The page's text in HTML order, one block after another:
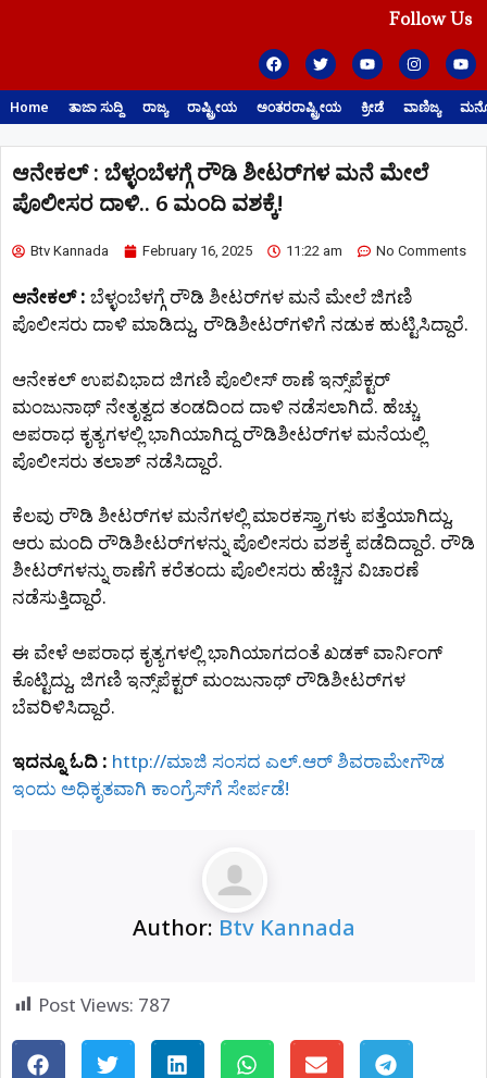
Follow Us
Home ತಾಜಾ ಸುದ್ದಿ ರಾಜ್ಯ ರಾಷ್ಟ್ರೀಯ ಅಂತರರಾಷ್ಟ್ರೀಯ ಕ್ರೀಡೆ ವಾಣಿಜ್ಯ
ಆನೇಕಲ್ : ಬೆಳ್ಳಂಬೆಳಗ್ಗೆ ರೌಡಿ ಶೀಟರ್​ಗಳ ಮನೆ ಮೇಲೆ
ಪೊಲೀಸರ ದಾಳಿ.. 6 ಮಂದಿ ವಶಕ್ಕೆ!
Btv Kannada February 16, 2025 11:22 am No Comments
ಆನೇಕಲ್ : ಬೆಳ್ಳಂಬೆಳಗ್ಗೆ ರೌಡಿ ಶೀಟರ್​ಗಳ ಮನೆ ಮೇಲೆ ಜಿಗಣಿ
ಪೊಲೀಸರು ದಾಳಿ ಮಾಡಿದ್ದು, ರೌಡಿಶೀಟರ್​ಗಳಿಗೆ ನಡುಕ ಹುಟ್ಟಿಸಿದ್ದಾರೆ.
ಆನೇಕಲ್ ಉಪವಿಭಾದ ಜಿಗಣಿ ಪೊಲೀಸ್ ಠಾಣೆ ಇನ್ಸ್​​ಪೆಕ್ಟರ್
ಮಂಜುನಾಥ್ ನೇತೃತ್ವದ ತಂಡದಿಂದ ದಾಳಿ ನಡೆಸಲಾಗಿದೆ. ಹೆಚ್ಚು
ಅಪರಾಧ ಕೃತ್ಯಗಳಲ್ಲಿ ಭಾಗಿಯಾಗಿದ್ದ ರೌಡಿಶೀಟರ್​ಗಳ ಮನೆಯಲ್ಲಿ
ಪೊಲೀಸರು ತಲಾಶ್ ನಡೆಸಿದ್ದಾರೆ.
ಕೆಲವು ರೌಡಿ ಶೀಟರ್​ಗಳ ಮನೆಗಳಲ್ಲಿ ಮಾರಕಸ್ತ್ರಾಗಳು ಪತ್ತೆಯಾಗಿದ್ದು,
ಆರು ಮಂದಿ ರೌಡಿಶೀಟರ್​ಗಳನ್ನು ಪೊಲೀಸರು ವಶಕ್ಕೆ ಪಡೆದಿದ್ದಾರೆ. ರೌಡಿ
ಶೀಟರ್​ಗಳನ್ನು ಠಾಣೆಗೆ ಕರೆತಂದು ಪೊಲೀಸರು ಹೆಚ್ಚಿನ ವಿಚಾರಣೆ
ನಡೆಸುತ್ತಿದ್ದಾರೆ.
ಈ ವೇಳೆ ಅಪರಾಧ ಕೃತ್ಯಗಳಲ್ಲಿ ಭಾಗಿಯಾಗದಂತೆ ಖಡಕ್ ವಾರ್ನಿಂಗ್
ಕೊಟ್ಟಿದ್ದು, ಜಿಗಣಿ ಇನ್ಸ್​​ಪೆಕ್ಟರ್ ಮಂಜುನಾಥ್ ರೌಡಿಶೀಟರ್​ಗಳ
ಬೆವರಿಳಿಸಿದ್ದಾರೆ.
ಇದನ್ನೂ ಓದಿ : http://ಮಾಜಿ ಸಂಸದ ಎಲ್​.ಆರ್ ಶಿವರಾಮೇಗೌಡ
ಇಂದು ಅಧಿಕೃತವಾಗಿ‌ ಕಾಂಗ್ರೆಸ್​ಗೆ ಸೇರ್ಪಡೆ!
Author: Btv Kannada
Post Views: 787